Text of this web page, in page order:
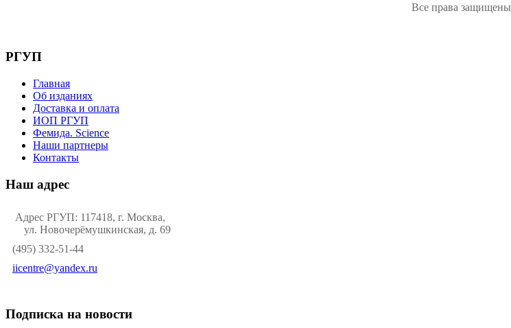
Все права защищены
РГУП
Главная
Об изданиях
Доставка и оплата
ИОП РГУП
Фемида. Science
Наши партнеры
Контакты
Наш адрес
Адрес РГУП: 117418, г. Москва,
ул. Новочерёмушкинская, д. 69
(495) 332-51-44
iicentre@yandex.ru
Подписка на новости